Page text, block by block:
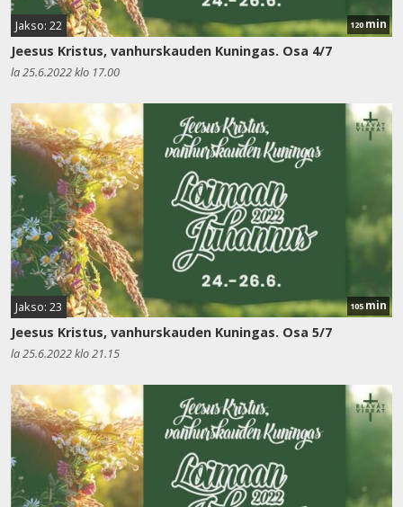
Jakso: 22 120min
Jeesus Kristus, vanhurskauden Kuningas. Osa 4/7
la 25.6.2022 klo 17.00
Jakso: 23 105min
Jeesus Kristus, vanhurskauden Kuningas. Osa 5/7
la 25.6.2022 klo 21.15